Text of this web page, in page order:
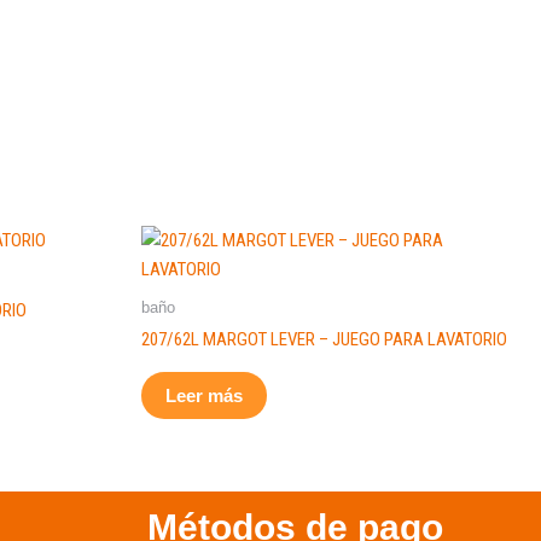
baño
207/62L MARGOT LEVER – JUEGO PARA LAVATORIO
Leer más
Métodos de pago